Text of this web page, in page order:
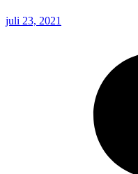
juli 23, 2021